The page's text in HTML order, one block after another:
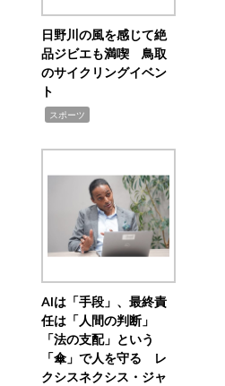
日野川の風を感じて絶
品ジビエも満喫 鳥取
のサイクリングイベン
ト
スポーツ
AIは「手段」、最終責
任は「人間の判断」
「法の支配」という
「傘」で人を守る レ
クシスネクシス・ジャ